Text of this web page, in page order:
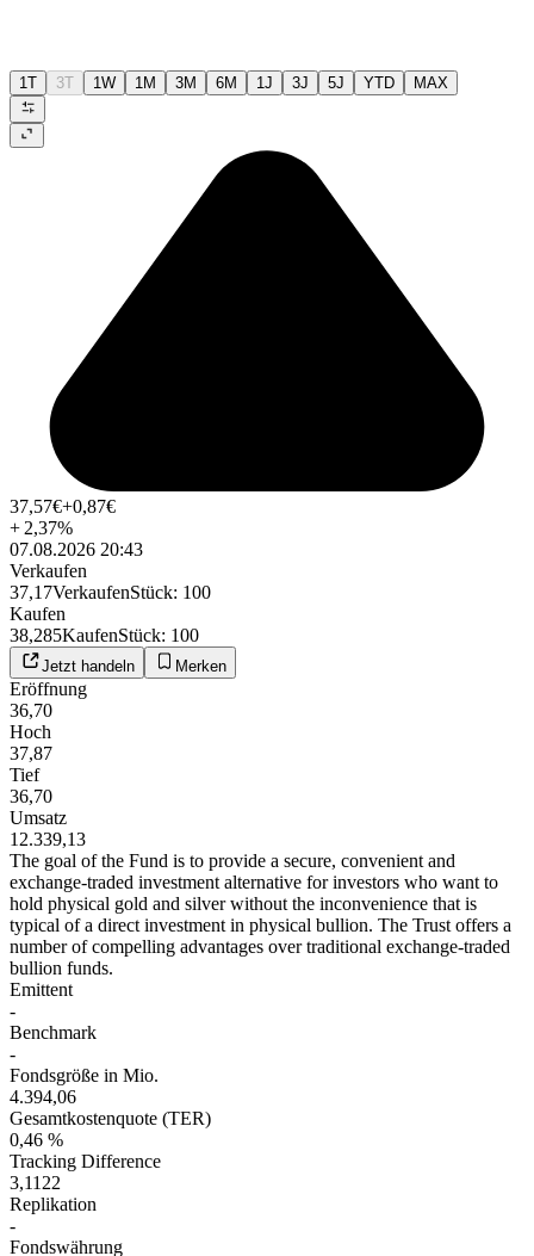
1T 3T 1W 1M 3M 6M 1J 3J 5J YTD MAX
37,57€+0,87€
+ 2,37%
07.08.2026 20:43
Verkaufen
37,17VerkaufenStück: 100
Kaufen
38,285KaufenStück: 100
Jetzt handeln Merken
Eröffnung
36,70
Hoch
37,87
Tief
36,70
Umsatz
12.339,13
The goal of the Fund is to provide a secure, convenient and
exchange-traded investment alternative for investors who want to
hold physical gold and silver without the inconvenience that is
typical of a direct investment in physical bullion. The Trust offers a
number of compelling advantages over traditional exchange-traded
bullion funds.
Emittent
-
Benchmark
-
Fondsgröße in Mio.
4.394,06
Gesamtkostenquote (TER)
0,46 %
Tracking Difference
3,1122
Replikation
-
Fondswährung